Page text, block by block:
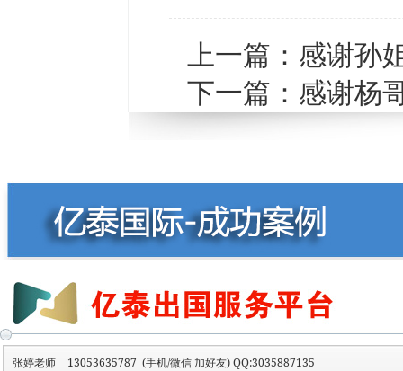
上一篇： 感谢孙
下一篇： 感谢杨
张婷老师 13053635787 (手机/微信 加好友) QQ:3035887135